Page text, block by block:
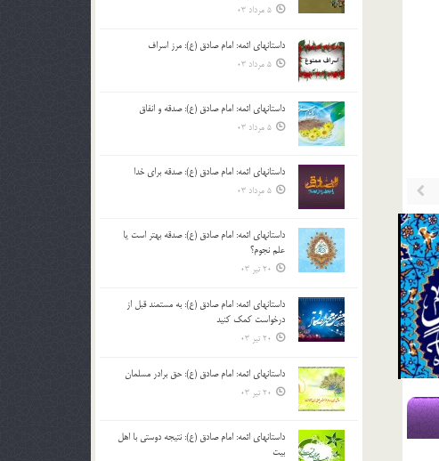
5 مرداد 03
داستانهای ائمه: امام صادق (ع): مرز اسراف
5 مرداد 03
داستانهای ائمه: امام صادق (ع): صدقه و انفاق
5 مرداد 03
داستانهای ائمه: امام صادق (ع): صدقه برای خدا
5 مرداد 03
داستانهای ائمه: امام صادق (ع): صدقه بهتر است یا
علم نجوم؟
20 تیر 03
داستانهای ائمه: امام صادق (ع): به مستمند قبل از
درخواست کمک کنید
20 تیر 03
داستانهای ائمه: امام صادق (ع): حق برادر مسلمان
20 تیر 03
داستانهای ائمه: امام صادق (ع): نتیجه دوستی با اهل
بیت